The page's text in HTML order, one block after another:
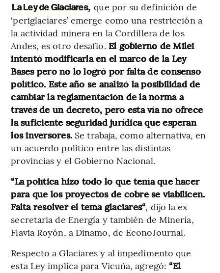
La Ley de Glaciares, que por su definición de
‘periglaciares’ emerge como una restricción a
la actividad minera en la Cordillera de los
Andes, es otro desafío. El gobierno de Milei
intentó modificarla en el marco de la Ley
Bases pero no lo logró por falta de consenso
político. Este año se analizó la posibilidad de
cambiar la reglamentación de la norma a
través de un decreto, pero esta vía no ofrece
la suficiente seguridad jurídica que esperan
los inversores. Se trabaja, como alternativa, en
un acuerdo político entre las distintas
provincias y el Gobierno Nacional.
“La política hizo todo lo que tenía que hacer
para que los proyectos de cobre se viabilicen.
Falta resolver el tema glaciares“, dijo la ex
secretaria de Energía y también de Minería,
Flavia Royón, a Dinamo, de EconoJournal.
Respecto a Glaciares y al impedimento que
esta Ley implica para Vicuña, agregó: “El